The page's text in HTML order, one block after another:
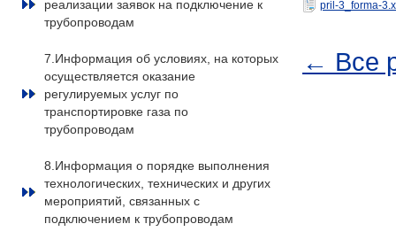
реализации заявок на подключение к
трубопроводам
7.Информация об условиях, на которых
осуществляется оказание
регулируемых услуг по
транспортировке газа по
трубопроводам
8.Информация о порядке выполнения
технологических, технических и других
мероприятий, связанных с
подключением к трубопроводам
pril-3_forma-
← Все